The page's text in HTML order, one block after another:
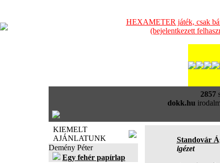
HEXAMETER játék, csak
(bejelentkezett
2857
dokk.hu
KIEMELT
AJÁNLATUNK
Demény Péter
Egy fehér papírlap
Standovár
igézet